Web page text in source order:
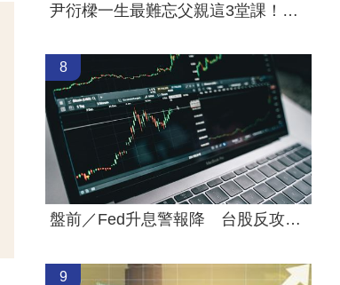
尹衍樑一生最難忘父親這3堂課！逼哭全網
8
盤前／Fed升息警報降 台股反攻關鍵曝光
9